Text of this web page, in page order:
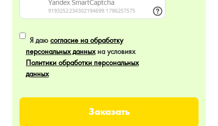
Я даю согласие на обработку
персональных данныхна условиях
Политики обработки персональных
данных